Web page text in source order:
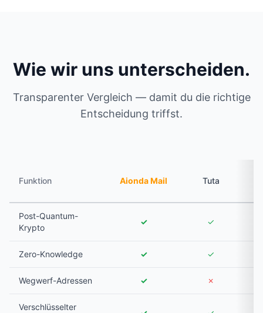
Wie wir uns unterscheiden.
Transparenter Vergleich — damit du die richtige
Entscheidung triffst.
Funktion Aionda Mail Tuta
Post-Quantum-
Krypto
✓ ✓
Zero-Knowledge ✓ ✓
Wegwerf-Adressen ✓ ✗
Verschlüsselter